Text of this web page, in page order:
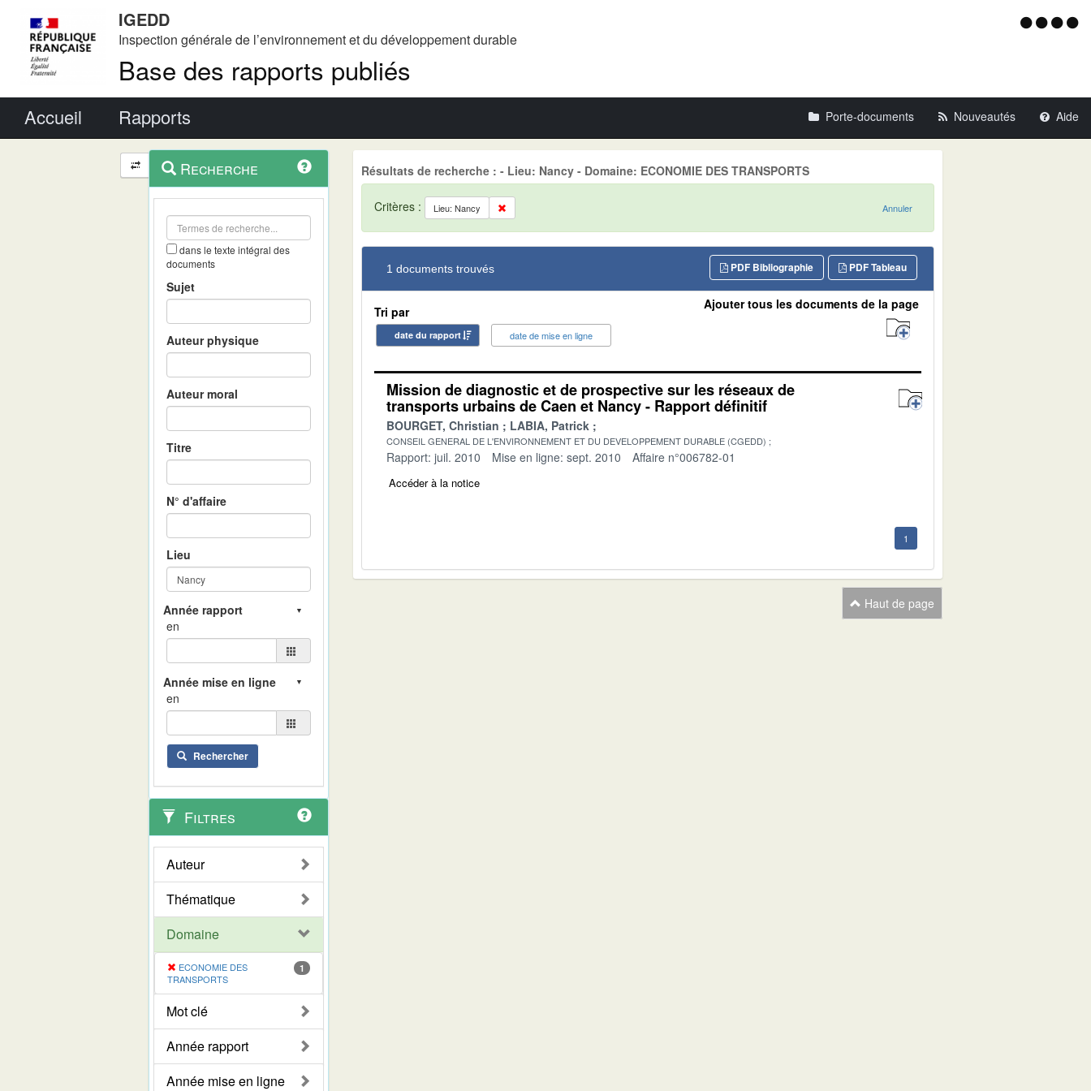
IGEDD
Inspection générale de l’environnement et du développement durable
Base des rapports publiés
Menu
Accueil Rapports Porte-documents Nouveautés Aide
Navigation
et
outils
contextuel
Recherche
dans le texte intégral des
documents
Sujet
Auteur physique
Auteur moral
Titre
N° d'affaire
Lieu
en
en
Rechercher
Filtres
Auteur
Thématique
Domaine
ECONOMIE DES
TRANSPORTS
1
Mot clé
Année rapport
Année mise en ligne
Résultats de recherche : - Lieu: Nancy - Domaine: ECONOMIE DES TRANSPORTS
Critères : Lieu: Nancy Annuler
1 documents trouvés PDF Tableau
PDF Bibliographie
Tri par
date du rapport date de mise en ligne
Ajouter tous les documents de la page
Mission de diagnostic et de prospective sur les réseaux de
transports urbains de Caen et Nancy - Rapport définitif
BOURGET, Christian LABIA, Patrick
CONSEIL GENERAL DE L'ENVIRONNEMENT ET DU DEVELOPPEMENT DURABLE (CGEDD)
Rapport: juil. 2010 Mise en ligne: sept. 2010 Affaire n°006782-01
Accéder à la notice
1
Haut de page